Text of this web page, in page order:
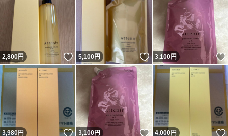
2,800円 いいね！
5,100円 いいね！
3,100円
3,980円 いいね！
3,100円 いいね！
4,000円